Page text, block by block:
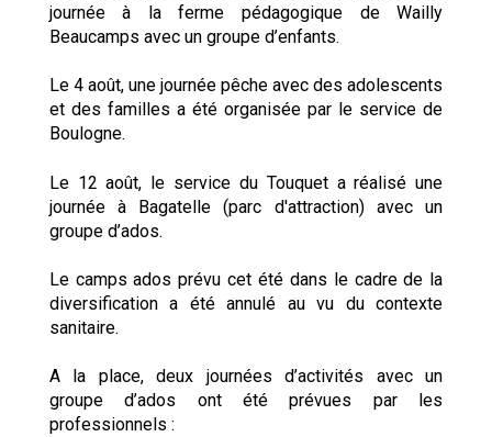
journée à la ferme pédagogique de Wailly
Beaucamps avec un groupe d’enfants.
Le 4 août, une journée pêche avec des adolescents
et des familles a été organisée par le service de
Boulogne.
Le 12 août, le service du Touquet a réalisé une
journée à Bagatelle (parc d'attraction) avec un
groupe d’ados.
Le camps ados prévu cet été dans le cadre de la
diversification a été annulé au vu du contexte
sanitaire.
A la place, deux journées d’activités avec un
groupe d’ados ont été prévues par les
professionnels :